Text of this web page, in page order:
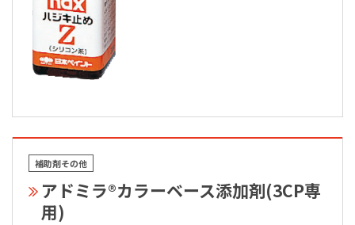
補助剤その他
アドミラ®カラーベース添加剤(3CP専
用)